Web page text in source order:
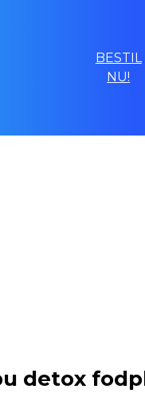
BESTIL
NU!
detox